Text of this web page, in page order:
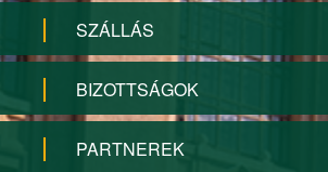
SZÁLLÁS
BIZOTTSÁGOK
PARTNEREK